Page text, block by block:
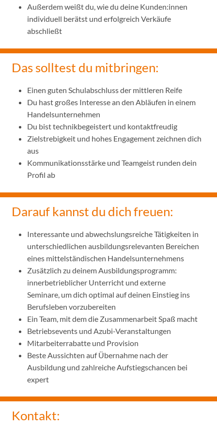
Außerdem weißt du, wie du deine Kunden:innen
individuell berätst und erfolgreich Verkäufe
abschließt
Das solltest du mitbringen:
Einen guten Schulabschluss der mittleren Reife
Du hast großes Interesse an den Abläufen in einem
Handelsunternehmen
Du bist technikbegeistert und kontaktfreudig
Zielstrebigkeit und hohes Engagement zeichnen dich
aus
Kommunikationsstärke und Teamgeist runden dein
Profil ab
Darauf kannst du dich freuen:
Interessante und abwechslungsreiche Tätigkeiten in
unterschiedlichen ausbildungsrelevanten Bereichen
eines mittelständischen Handelsunternehmens
Zusätzlich zu deinem Ausbildungsprogramm:
innerbetrieblicher Unterricht und externe
Seminare, um dich optimal auf deinen Einstieg ins
Berufsleben vorzubereiten
Ein Team, mit dem die Zusammenarbeit Spaß macht
Betriebsevents und Azubi-Veranstaltungen
Mitarbeiterrabatte und Provision
Beste Aussichten auf Übernahme nach der
Ausbildung und zahlreiche Aufstiegschancen bei
expert
Kontakt: